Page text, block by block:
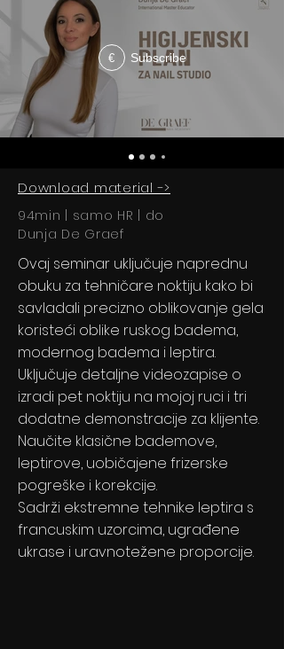
€ Subscribe
Download material ->
94min | samo HR | do
Dunja De Graef
Ovaj seminar uključuje naprednu
obuku za tehničare noktiju kako bi
savladali precizno oblikovanje gela
koristeći oblike ruskog badema,
modernog badema i leptira.
Uključuje detaljne videozapise o
izradi pet noktiju na mojoj ruci i tri
dodatne demonstracije za klijente.
Naučite klasične bademove,
leptirove, uobičajene frizerske
pogreške i korekcije.
Sadrži ekstremne tehnike leptira s
francuskim uzorcima, ugrađene
ukrase i uravnotežene proporcije.